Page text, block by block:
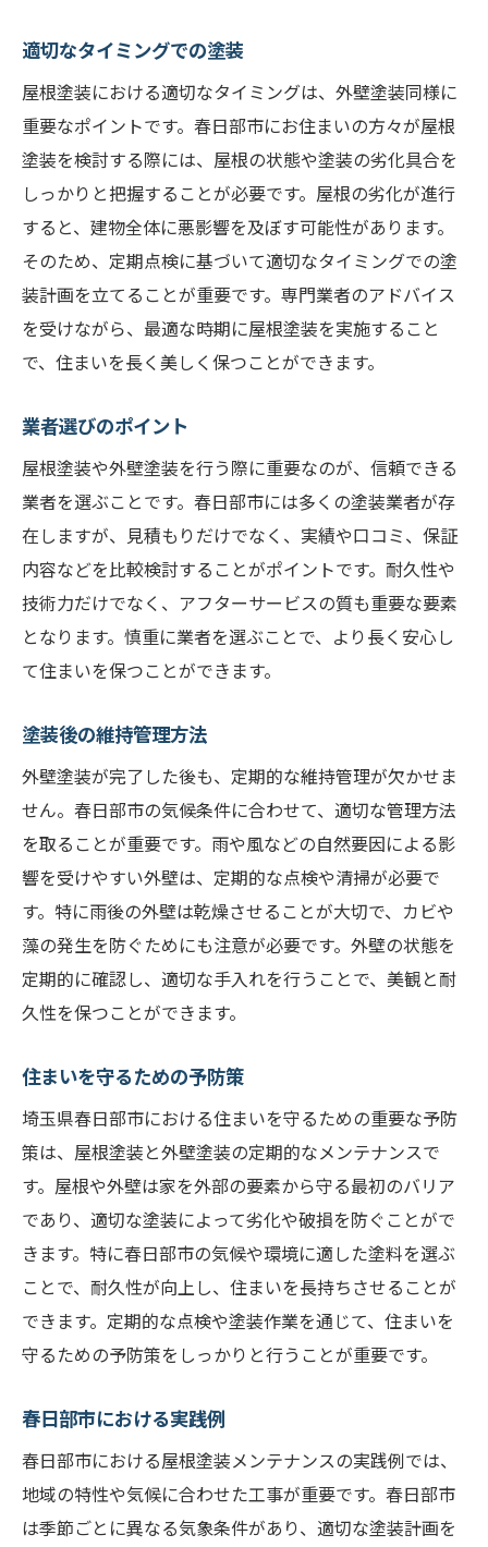
適切なタイミングでの塗装
屋根塗装における適切なタイミングは、外壁塗装同様に
重要なポイントです。春日部市にお住まいの方々が屋根
塗装を検討する際には、屋根の状態や塗装の劣化具合を
しっかりと把握することが必要です。屋根の劣化が進行
すると、建物全体に悪影響を及ぼす可能性があります。
そのため、定期点検に基づいて適切なタイミングでの塗
装計画を立てることが重要です。専門業者のアドバイス
を受けながら、最適な時期に屋根塗装を実施すること
で、住まいを長く美しく保つことができます。
業者選びのポイント
屋根塗装や外壁塗装を行う際に重要なのが、信頼できる
業者を選ぶことです。春日部市には多くの塗装業者が存
在しますが、見積もりだけでなく、実績や口コミ、保証
内容などを比較検討することがポイントです。耐久性や
技術力だけでなく、アフターサービスの質も重要な要素
となります。慎重に業者を選ぶことで、より長く安心し
て住まいを保つことができます。
塗装後の維持管理方法
外壁塗装が完了した後も、定期的な維持管理が欠かせま
せん。春日部市の気候条件に合わせて、適切な管理方法
を取ることが重要です。雨や風などの自然要因による影
響を受けやすい外壁は、定期的な点検や清掃が必要で
す。特に雨後の外壁は乾燥させることが大切で、カビや
藻の発生を防ぐためにも注意が必要です。外壁の状態を
定期的に確認し、適切な手入れを行うことで、美観と耐
久性を保つことができます。
住まいを守るための予防策
埼玉県春日部市における住まいを守るための重要な予防
策は、屋根塗装と外壁塗装の定期的なメンテナンスで
す。屋根や外壁は家を外部の要素から守る最初のバリア
であり、適切な塗装によって劣化や破損を防ぐことがで
きます。特に春日部市の気候や環境に適した塗料を選ぶ
ことで、耐久性が向上し、住まいを長持ちさせることが
できます。定期的な点検や塗装作業を通じて、住まいを
守るための予防策をしっかりと行うことが重要です。
春日部市における実践例
春日部市における屋根塗装メンテナンスの実践例では、
地域の特性や気候に合わせた工事が重要です。春日部市
は季節ごとに異なる気象条件があり、適切な塗装計画を